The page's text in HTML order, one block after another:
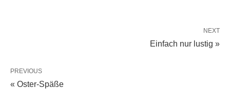
NEXT
Einfach nur lustig »
PREVIOUS
« Oster-Späße